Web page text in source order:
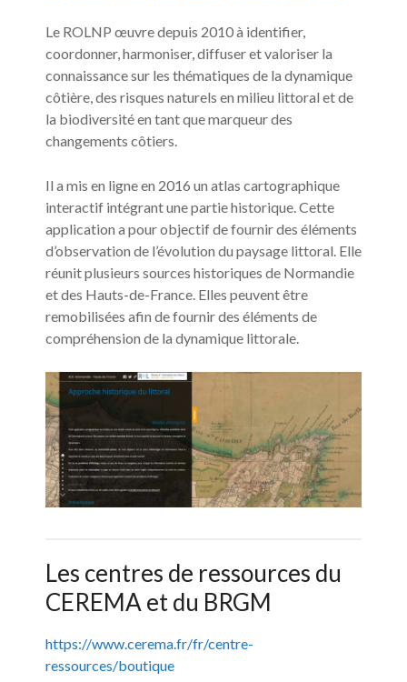
Le ROLNP œuvre depuis 2010 à identifier,
coordonner, harmoniser, diffuser et valoriser la
connaissance sur les thématiques de la dynamique
côtière, des risques naturels en milieu littoral et de
la biodiversité en tant que marqueur des
changements côtiers.
Il a mis en ligne en 2016 un atlas cartographique
interactif intégrant une partie historique. Cette
application a pour objectif de fournir des éléments
d’observation de l’évolution du paysage littoral. Elle
réunit plusieurs sources historiques de Normandie
et des Hauts-de-France. Elles peuvent être
remobilisées afin de fournir des éléments de
compréhension de la dynamique littorale.
Les centres de ressources du
CEREMA et du BRGM
https://www.cerema.fr/fr/centre-
ressources/boutique